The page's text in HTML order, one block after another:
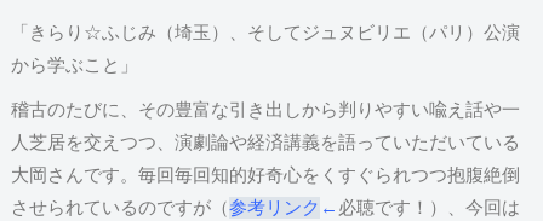
「きらり☆ふじみ（埼玉）、そしてジュヌビリエ（パリ）公演
から学ぶこと」
稽古のたびに、その豊富な引き出しから判りやすい喩え話や一
人芝居を交えつつ、演劇論や経済講義を語っていただいている
大岡さんです。毎回毎回知的好奇心をくすぐられつつ抱腹絶倒
させられているのですが（参考リンク ← 必聴です！）、今回は